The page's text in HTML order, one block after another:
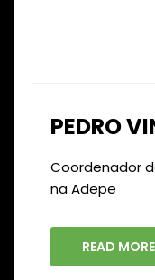
PEDRO
Coordenador
na Adepe
READ MORE